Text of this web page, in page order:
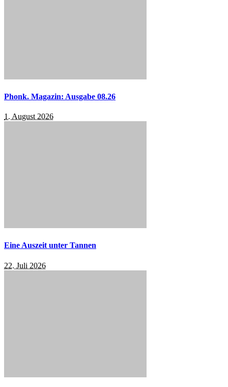
Phonk. Magazin: Ausgabe 08.26
1. August 2026
Eine Auszeit unter Tannen
22. Juli 2026